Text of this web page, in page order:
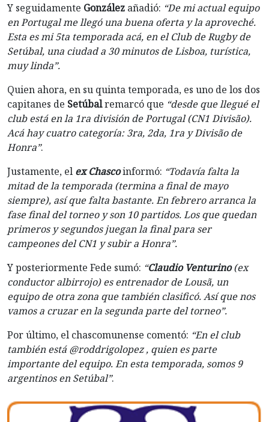
Y seguidamente González añadió: “De mi actual equipo
en Portugal me llegó una buena oferta y la aproveché.
Esta es mi 5ta temporada acá, en el Club de Rugby de
Setúbal, una ciudad a 30 minutos de Lisboa, turística,
muy linda”.
Quien ahora, en su quinta temporada, es uno de los dos
capitanes de Setúbalremarcó que “desde que llegué el
club está en la 1ra división de Portugal (CN1 Divisão).
Acá hay cuatro categoría: 3ra, 2da, 1ra y Divisão de
Honra”.
Justamente, el ex Chascoinformó: “Todavía falta la
mitad de la temporada (termina a final de mayo
siempre), así que falta bastante. En febrero arranca la
fase final del torneo y son 10 partidos. Los que quedan
primeros y segundos juegan la final para ser
campeones del CN1 y subir a Honra”.
Y posteriormente Fede sumó: “Claudio Venturino(ex
conductor albirrojo) es entrenador de Lousã, un
equipo de otra zona que también clasificó. Así que nos
vamos a cruzar en la segunda parte del torneo”.
Por último, el chascomunense comentó: “En el club
también está @roddrigolopez , quien es parte
importante del equipo. En esta temporada, somos 9
argentinos en Setúbal”.